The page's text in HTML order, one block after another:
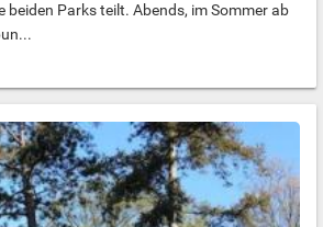
beiden Parks teilt. Abends, im Sommer ab